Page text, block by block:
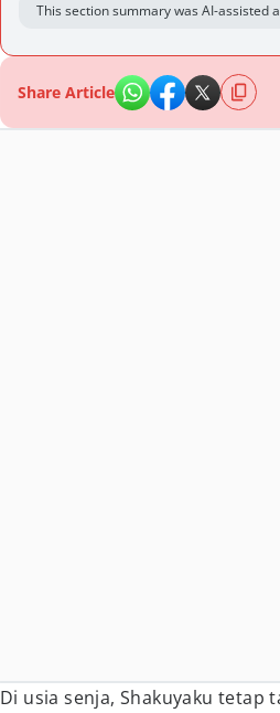
This section summary was AI-assisted
Share Article
Di usia senja, Shakuyaku tetap